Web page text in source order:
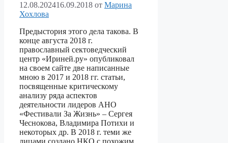
12.08.202416.09.2018 от Марина
Хохлова
Предыстория этого дела такова. В
конце августа 2018 г.
православный сектоведческий
центр «Ириней.ру» опубликовал
на своем сайте две написанные
мною в 2017 и 2018 гг. статьи,
посвященные критическому
анализу ряда аспектов
деятельности лидеров АНО
«Фестивали За Жизнь» – Сергея
Чеснокова, Владимира Потихи и
некоторых др. В 2018 г. теми же